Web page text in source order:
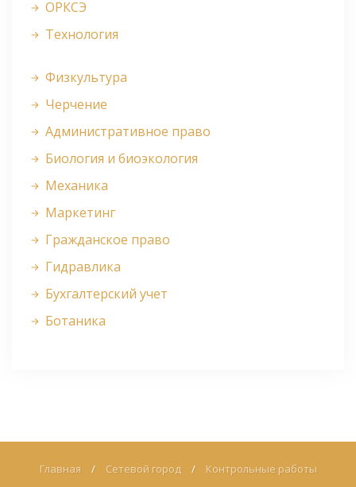
ОРКСЭ
Технология
Физкультура
Черчение
Административное право
Биология и биоэкология
Механика
Маркетинг
Гражданское право
Гидравлика
Бухгалтерский учет
Ботаника
Главная / Сетевой город / Контрольные работы